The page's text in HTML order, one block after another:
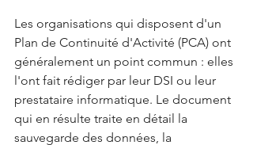
Les organisations qui disposent d'un
Plan de Continuité d'Activité (PCA) ont
généralement un point commun : elles
l'ont fait rédiger par leur DSI ou leur
prestataire informatique. Le document
qui en résulte traite en détail la
sauvegarde des données, la